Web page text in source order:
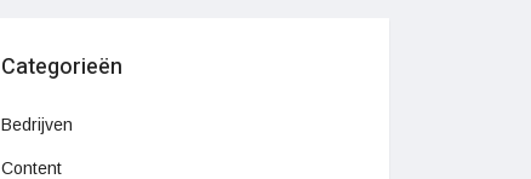
Categorieën
Bedrijven
Content